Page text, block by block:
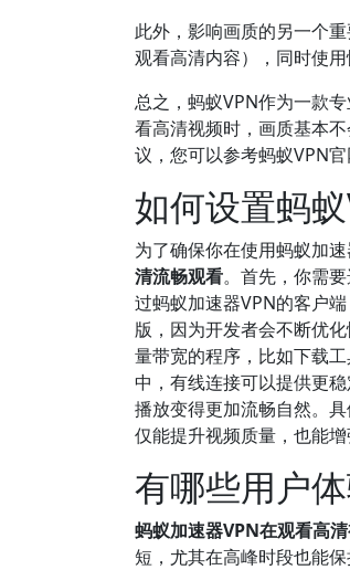
此外，影响画质的另一个
观看高清内容），同时使
总之，蚂蚁VPN作为一款
看高清视频时，画质基本
议，您可以参考蚂蚁VPN
如何设置蚂
为了确保你在使用蚂蚁加
清流畅观看。首先，你需
过蚂蚁加速器VPN的客户
版，因为开发者会不断优
量带宽的程序，比如下载
中，有线连接可以提供更
播放变得更加流畅自然。
仅能提升视频质量，也能
有哪些用户
蚂蚁加速器VPN在观看高
短，尤其在高峰时段也能